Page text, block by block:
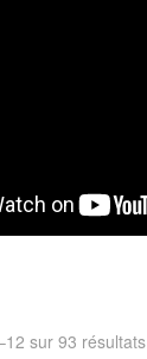
sur 93 résultats